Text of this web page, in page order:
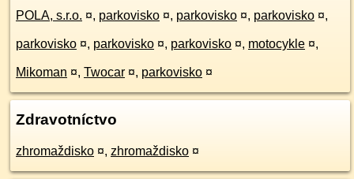
POLA, s.r.o. ¤, parkovisko ¤, parkovisko ¤, parkovisko ¤,
parkovisko ¤, parkovisko ¤, parkovisko ¤, motocykle ¤,
Mikoman ¤, Twocar ¤, parkovisko ¤
Zdravotníctvo
zhromaždisko ¤, zhromaždisko ¤